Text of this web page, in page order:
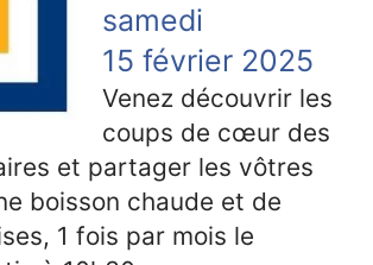
samedi
15 février 2025
Venez découvrir les
coups de cœur des
et partager les vôtres
boisson chaude et de
1 fois par mois le